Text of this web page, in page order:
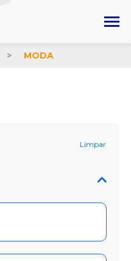
MODA
Limpar